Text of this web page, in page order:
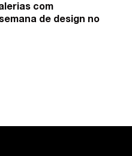
com
de design no